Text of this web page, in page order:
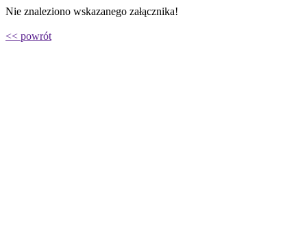
Nie znaleziono wskazanego załącznika!
<< powrót